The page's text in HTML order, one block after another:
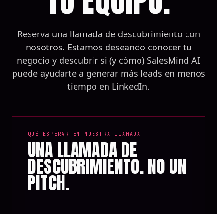
Reserva una llamada de descubrimiento con
nosotros. Estamos deseando conocer tu
negocio y descubrir si (y cómo) SalesMind AI
puede ayudarte a generar más leads en menos
tiempo en LinkedIn.
QUÉ ESPERAR EN NUESTRA LLAMADA
UNA LLAMADA DE
DESCUBRIMIENTO. NO UN
PITCH.